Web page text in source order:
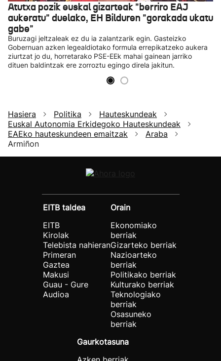
Atutxa pozik euskal gizarteak "berriro EAJ
aukeratu" duelako, EH Bilduren "gorakada ukatu
gabe"
Buruzagi jeltzaleak ez du ia zalantzarik egin. Gasteizko
Gobernuan azken legealdiotako formula errepikatzeko aukera
ziurtzat jo du, horretarako PSE-EEk mahai gainean jarriko
dituen baldintzak ere zorroztu egingo direla jakitun.
Hasiera Politika
Hauteskundeak
Euskal Autonomia Erkidegoko Hauteskundeak
EAEko hauteskundeen emaitzak
Araba
Armiñon
EITB taldea
EITB
Kirolak
Telebista nahieran
Primeran
Gaztea
Makusi
Guau - Gure
Audioa
Orain
Ekonomiako
berriak
Gizarteko berriak
Nazioarteko
berriak
Politikako berriak
Kulturako berriak
Teknologiako
berriak
Osasuneko
berriak
Gaurkotasuna